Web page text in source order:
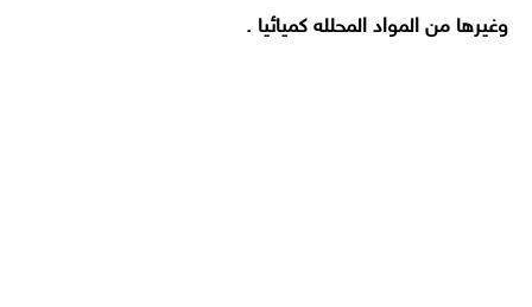
وغيرها من المواد المحلله كميائيا .